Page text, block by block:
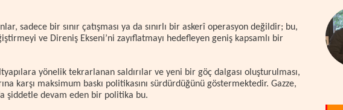
sadece bir sınır çatışması ya da sınırlı bir askerî operasyon değildir; bu,
ve Direniş Ekseni’ni zayıflatmayı hedefleyen geniş kapsamlı bir
yönelik tekrarlanan saldırılar ve yeni bir göç dalgası oluşturulması,
karşı maksimum baskı politikasını sürdürdüğünü göstermektedir. Gazze,
şiddetle devam eden bir politika bu.